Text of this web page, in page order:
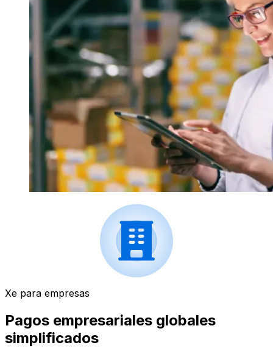
Xe para empresas
Pagos empresariales globales
simplificados